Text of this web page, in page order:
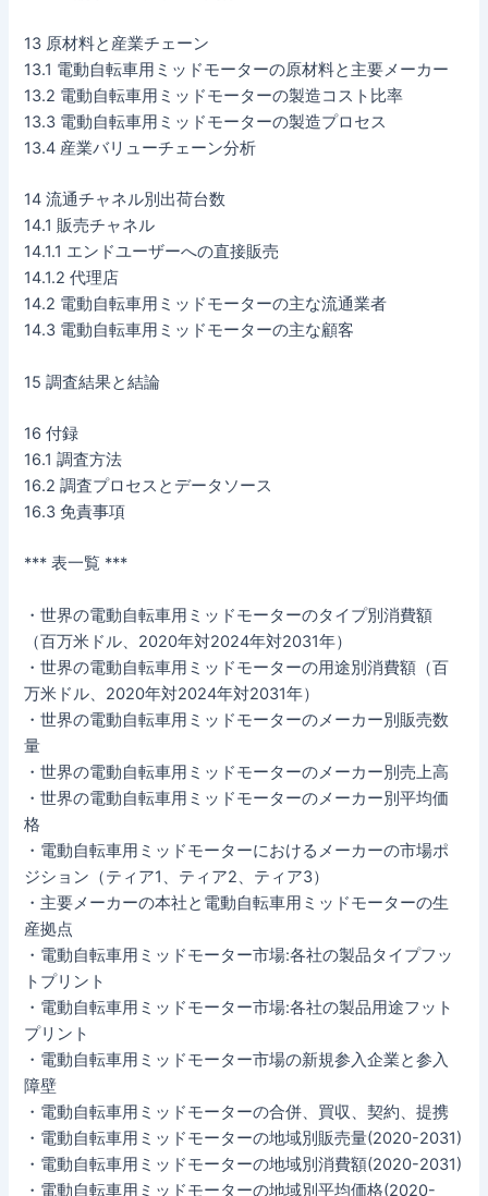
13 原材料と産業チェーン
13.1 電動自転車用ミッドモーターの原材料と主要メーカー
13.2 電動自転車用ミッドモーターの製造コスト比率
13.3 電動自転車用ミッドモーターの製造プロセス
13.4 産業バリューチェーン分析
14 流通チャネル別出荷台数
14.1 販売チャネル
14.1.1 エンドユーザーへの直接販売
14.1.2 代理店
14.2 電動自転車用ミッドモーターの主な流通業者
14.3 電動自転車用ミッドモーターの主な顧客
15 調査結果と結論
16 付録
16.1 調査方法
16.2 調査プロセスとデータソース
16.3 免責事項
*** 表一覧 ***
・世界の電動自転車用ミッドモーターのタイプ別消費額
（百万米ドル、2020年対2024年対2031年）
・世界の電動自転車用ミッドモーターの用途別消費額（百
万米ドル、2020年対2024年対2031年）
・世界の電動自転車用ミッドモーターのメーカー別販売数
量
・世界の電動自転車用ミッドモーターのメーカー別売上高
・世界の電動自転車用ミッドモーターのメーカー別平均価
格
・電動自転車用ミッドモーターにおけるメーカーの市場ポ
ジション（ティア1、ティア2、ティア3）
・主要メーカーの本社と電動自転車用ミッドモーターの生
産拠点
・電動自転車用ミッドモーター市場:各社の製品タイプフッ
トプリント
・電動自転車用ミッドモーター市場:各社の製品用途フット
プリント
・電動自転車用ミッドモーター市場の新規参入企業と参入
障壁
・電動自転車用ミッドモーターの合併、買収、契約、提携
・電動自転車用ミッドモーターの地域別販売量(2020-2031)
・電動自転車用ミッドモーターの地域別消費額(2020-2031)
・電動自転車用ミッドモーターの地域別平均価格(2020-